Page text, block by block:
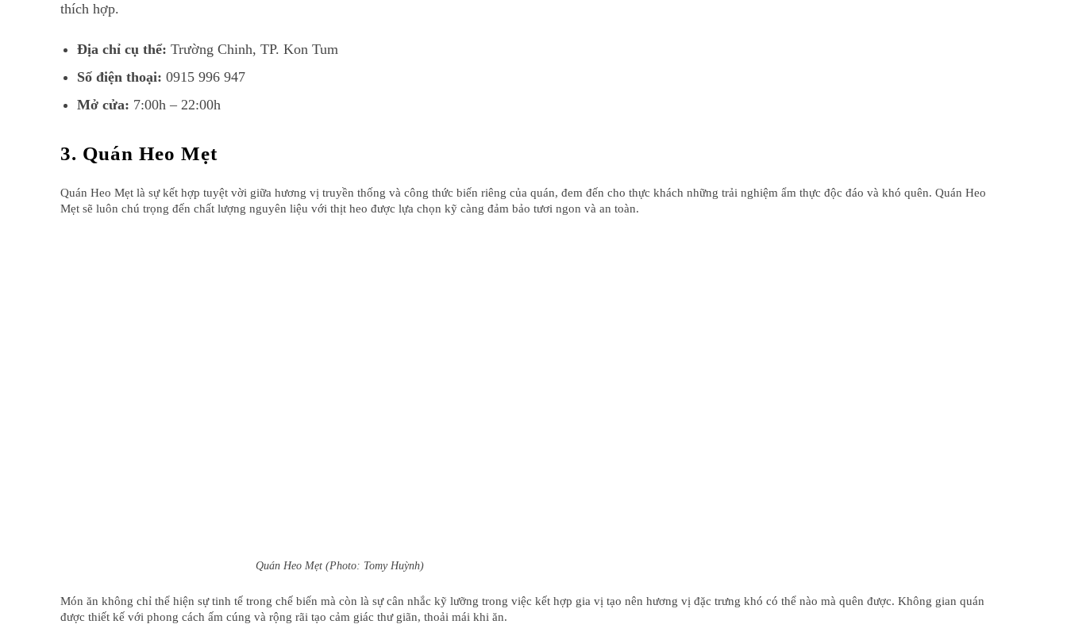
thích hợp.
Địa chỉ cụ thể: Trường Chinh, TP. Kon Tum
Số điện thoại: 0915 996 947
Mở cửa: 7:00h – 22:00h
3. Quán Heo Mẹt
Quán Heo Mẹt là sự kết hợp tuyệt vời giữa hương vị truyền thống và công thức biến riêng của quán, đem đến cho thực khách những trải nghiệm ẩm thực độc đáo và khó quên. Quán Heo
Mẹt sẽ luôn chú trọng đến chất lượng nguyên liệu với thịt heo được lựa chọn kỹ càng đảm bảo tươi ngon và an toàn.
Quán Heo Mẹt (Photo: Tomy Huỳnh)
Món ăn không chỉ thể hiện sự tinh tế trong chế biến mà còn là sự cân nhắc kỹ lưỡng trong việc kết hợp gia vị tạo nên hương vị đặc trưng khó có thể nào mà quên được. Không gian quán
được thiết kế với phong cách ấm cúng và rộng rãi tạo cảm giác thư giãn, thoải mái khi ăn.